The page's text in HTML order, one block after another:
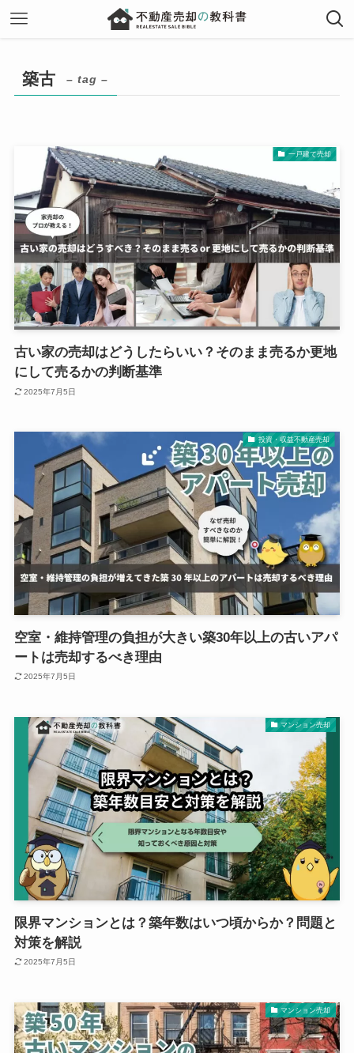
築古 – tag –
一戸建て売却
古い家の売却はどうしたらいい？そのまま売るか更地
にして売るかの判断基準
2025年7月5日
投資・収益不動産売却
空室・維持管理の負担が大きい築30年以上の古いアパ
ートは売却するべき理由
2025年7月5日
マンション売却
限界マンションとは？築年数はいつ頃からか？問題と
対策を解説
2025年7月5日
マンション売却